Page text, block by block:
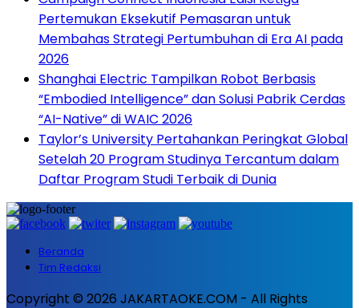
Pertemukan Eksekutif Pemasaran untuk
Membahas Strategi Pertumbuhan di Era AI pada
2026
Shanghai Electric Tampilkan Robot Berbasis
“Embodied Intelligence” dan Solusi Pabrik Cerdas
“AI-Native” di WAIC 2026
Taylor’s University Pertahankan Peringkat Global
Setelah 20 Program Studinya Tercantum dalam
Daftar Program Studi Terbaik di Dunia
Beranda
Tim Redaksi
Copyright © 2026 JAKARTAOKE.COM - All Rights